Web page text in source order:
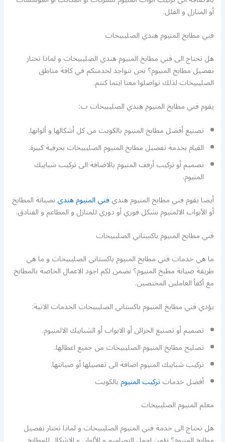
أو المنازل و الفلل.
فني مطابخ المنيوم هندي الصليبيخات
هل تحتاج الى فني مطابخ المنيوم هندي الصليبيخات و لماذا تختار
تفصيل مطابخ المنيوم؟ نحن نتواجد لخدمتكم في كافة مناطق
الصليبيخات لذلك تواصلوا معنا اينما كنتم.
يقوم فني مطابخ المنيوم هندي الصليبيخات ب:
تصنيع أفضل مطابخ المنيوم بالكويت من كل أشكالها و ألوانها.
القيام بخدمة تفصيل مطابخ المنيوم الصليبيخات بحرفية كبيرة.
تصميم أو تركيب أرفف المنيوم بالاضافة الى تركيب شبابيك
المنيوم.
أيضا يقوم فني مطابخ المنيوم هنديفني المنيوم هنديبصيانة المطابخ
أو الأبواب الالمنيوم بشكل فوري أو دوري للمنازل و المطاعم و الفنادق.
فني مطابخ المنيوم باكستاني الصليبيخات
ما هي خدمات فني مطابخ المنيوم باكستاني الصليبيخات و ما هي
طريقة صيانة مطبخ المنيوم؟ نضمن لكم اجود الاعمال الخاصة بالمطابخ
مع أكفأ العاملين المختصين.
يؤدي فني مطابخ المنيوم باكستاني الصليبيخات الخدمات الاتية:
تصميم أو تصنيع الخزائن أو الابواب أو الشبابيك الالمنيوم.
تصليح مطابخ المنيوم الصليبيخات من جميع اعطالها.
تركيب شبابيك المنيوم اضافة الى تفصيلها أو صيانتها.
أفضل خدماتتركيب المنيومبالكويت
معلم المنيوم الصليبيخات
هل تحتاج الى خدمة فني المنيوم الصليبيخات و لماذا تختار تفصيل